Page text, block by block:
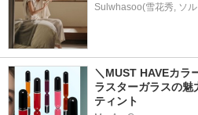
Sulwhasoo(雪花秀, ソ
＼MUST HAVEカラ
ラスターガラスの
ティント